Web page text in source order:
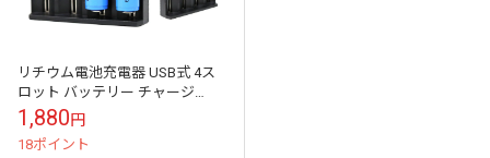
リチウム電池充電器 USB式 4ス
ロット バッテリー チャージ
18650用 充電器
16340/16650/17650/1767...
1,880円
18ポイント